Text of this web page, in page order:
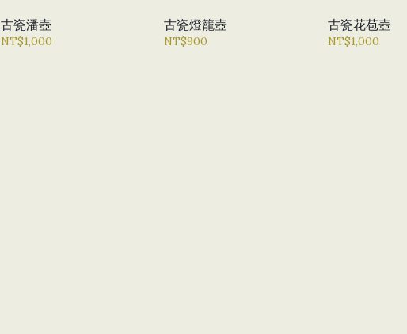
古瓷潘壺
NT$1,000
古瓷燈籠壺
NT$900
古瓷花苞壺
NT$1,000